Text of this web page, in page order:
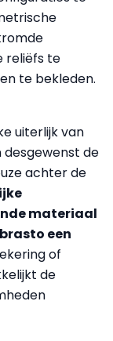
reliëfs te
te bekleden.
uiterlijk van
de
achter de
materiaal
een
of
de